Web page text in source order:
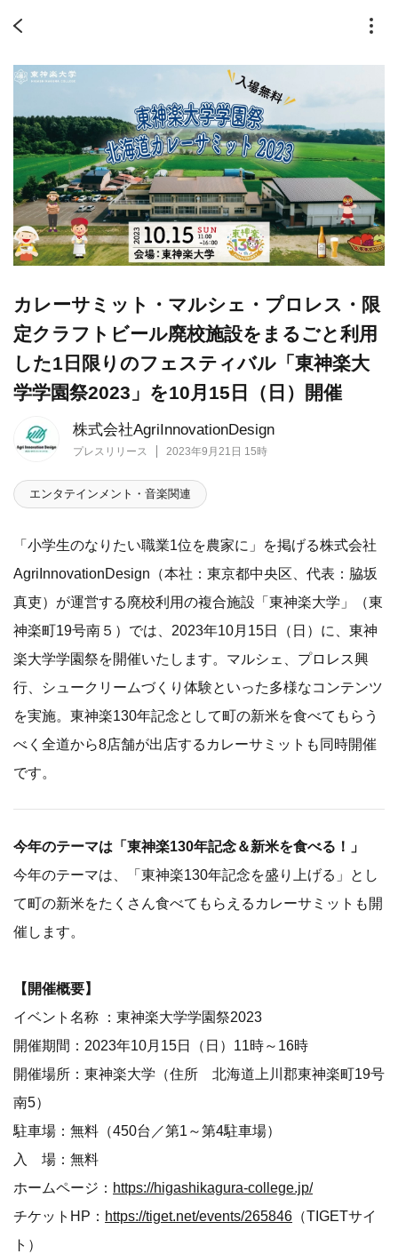
株式会社AgriInnovationDesign
プレスリリース 2023年9月21日 15時
カレーサミット・マルシェ・プロレス・限
定クラフトビール廃校施設をまるごと利用
した1日限りのフェスティバル「東神楽大
学学園祭2023」を10月15日（日）開催
エンタテインメント・音楽関連
「小学生のなりたい職業1位を農家に」を掲げる株式会社
AgriInnovationDesign（本社：東京都中央区、代表：脇坂
真吏）が運営する廃校利用の複合施設「東神楽大学」（東
神楽町19号南５）では、2023年10月15日（日）に、東神
楽大学学園祭を開催いたします。マルシェ、プロレス興
行、シュークリームづくり体験といった多様なコンテンツ
を実施。東神楽130年記念として町の新米を食べてもらう
べく全道から8店舗が出店するカレーサミットも同時開催
です。
今年のテーマは「東神楽130年記念＆新米を食べる！」
今年のテーマは、「東神楽130年記念を盛り上げる」とし
て町の新米をたくさん食べてもらえるカレーサミットも開
催します。
【開催概要】
イベント名称 ：東神楽大学学園祭2023
開催期間：2023年10月15日（日）11時～16時
開催場所：東神楽大学（住所 北海道上川郡東神楽町19号
南5）
駐車場：無料（450台／第1～第4駐車場）
入 場：無料
ホームページ： https://higashikagura-college.jp/
チケットHP： https://tiget.net/events/265846 （TIGETサイ
ト）